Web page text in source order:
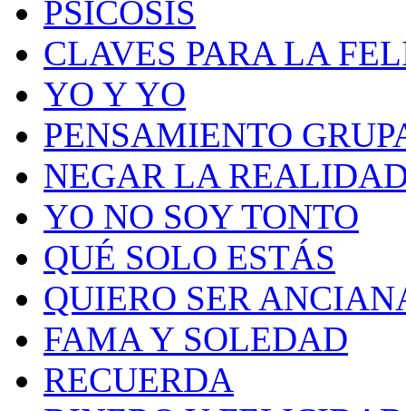
PSICOSIS
CLAVES PARA LA
YO Y YO
PENSAMIENTO
NEGAR LA
YO NO SOY TONTO
QUÉ SOLO ESTÁS
QUIERO SER
FAMA Y SOLEDAD
RECUERDA